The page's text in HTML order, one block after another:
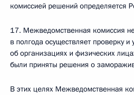
комиссией решений определяется
17. Межведомственная комиссия
в полгода осуществляет проверку и
об организациях и физических
были приняты решения о
В этих целях Межведомственная